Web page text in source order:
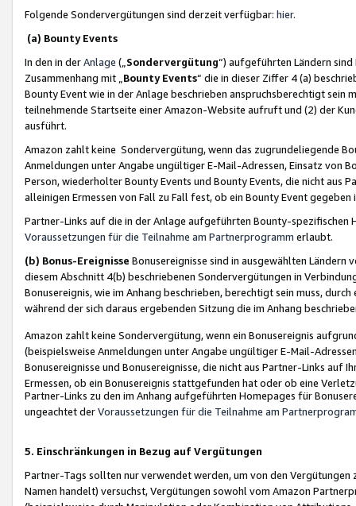
Folgende Sondervergütungen sind derzeit verfügbar: hier.
(a) Bounty Events
In den in derAnlage („ Sondervergütung“) aufgeführten Ländern
Zusammenhang mit „ Bounty Events“ die in dieser Ziffer 4 (a)
Bounty Event wie in der Anlage beschrieben anspruchsberechtigt sein
teilnehmende Startseite einer Amazon-Website aufruft und (2) der
ausführt.
Amazon zahlt keine Sondervergütung, wenn das zugrundeliegende
Anmeldungen unter Angabe ungültiger E-Mail-Adressen, Einsatz von
Person, wiederholter Bounty Events und Bounty Events, die nicht
alleinigen Ermessen von Fall zu Fall fest, ob ein Bounty Event
Partner-Links auf die in der Anlage aufgeführten Bounty-spezifischen
Voraussetzungen für die Teilnahme am Partnerprogramm erlaubt.
(b) Bonus-Ereignisse Bonusereignisse sind in ausgewählten Ländern
diesem Abschnitt 4(b) beschriebenen Sondervergütungen in
Bonusereignis, wie im Anhang beschrieben, berechtigt sein muss,
während der sich daraus ergebenden Sitzung die im Anhang
Amazon zahlt keine Sondervergütung, wenn ein Bonusereignis
(beispielsweise Anmeldungen unter Angabe ungültiger E-Mail-
Bonusereignisse und Bonusereignisse, die nicht aus Partner-Links auf
Ermessen, ob ein Bonusereignis stattgefunden hat oder ob eine
Partner-Links zu den im Anhang aufgeführten Homepages für
ungeachtet derVoraussetzungen für die Teilnahme am
5. Einschränkungen in Bezug auf Vergütungen
Partner-Tags sollten nur verwendet werden, um von den
Namen handelt) versuchst, Vergütungen sowohl vom Amazon